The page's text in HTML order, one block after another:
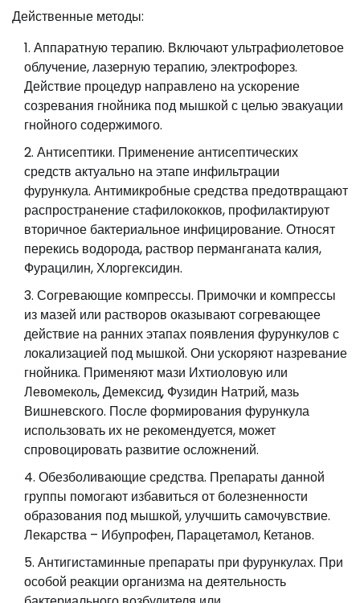
Действенные методы:
Аппаратную терапию. Включают ультрафиолетовое
облучение, лазерную терапию, электрофорез.
Действие процедур направлено на ускорение
созревания гнойника под мышкой с целью эвакуации
гнойного содержимого.
Антисептики. Применение антисептических
средств актуально на этапе инфильтрации
фурункула. Антимикробные средства предотвращают
распространение стафилококков, профилактируют
вторичное бактериальное инфицирование. Относят
перекись водорода, раствор перманганата калия,
Фурацилин, Хлоргексидин.
Согревающие компрессы. Примочки и компрессы
из мазей или растворов оказывают согревающее
действие на ранних этапах появления фурункулов с
локализацией под мышкой. Они ускоряют назревание
гнойника. Применяют мази Ихтиоловую или
Левомеколь, Демексид, Фузидин Натрий, мазь
Вишневского. После формирования фурункула
использовать их не рекомендуется, может
спровоцировать развитие осложнений.
Обезболивающие средства. Препараты данной
группы помогают избавиться от болезненности
образования под мышкой, улучшить самочувствие.
Лекарства – Ибупрофен, Парацетамол, Кетанов.
Антигистаминные препараты при фурункулах. При
особой реакции организма на деятельность